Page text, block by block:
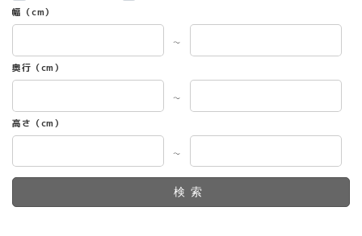
幅（cm）
～
奥行（cm）
～
高さ（cm）
～
検索